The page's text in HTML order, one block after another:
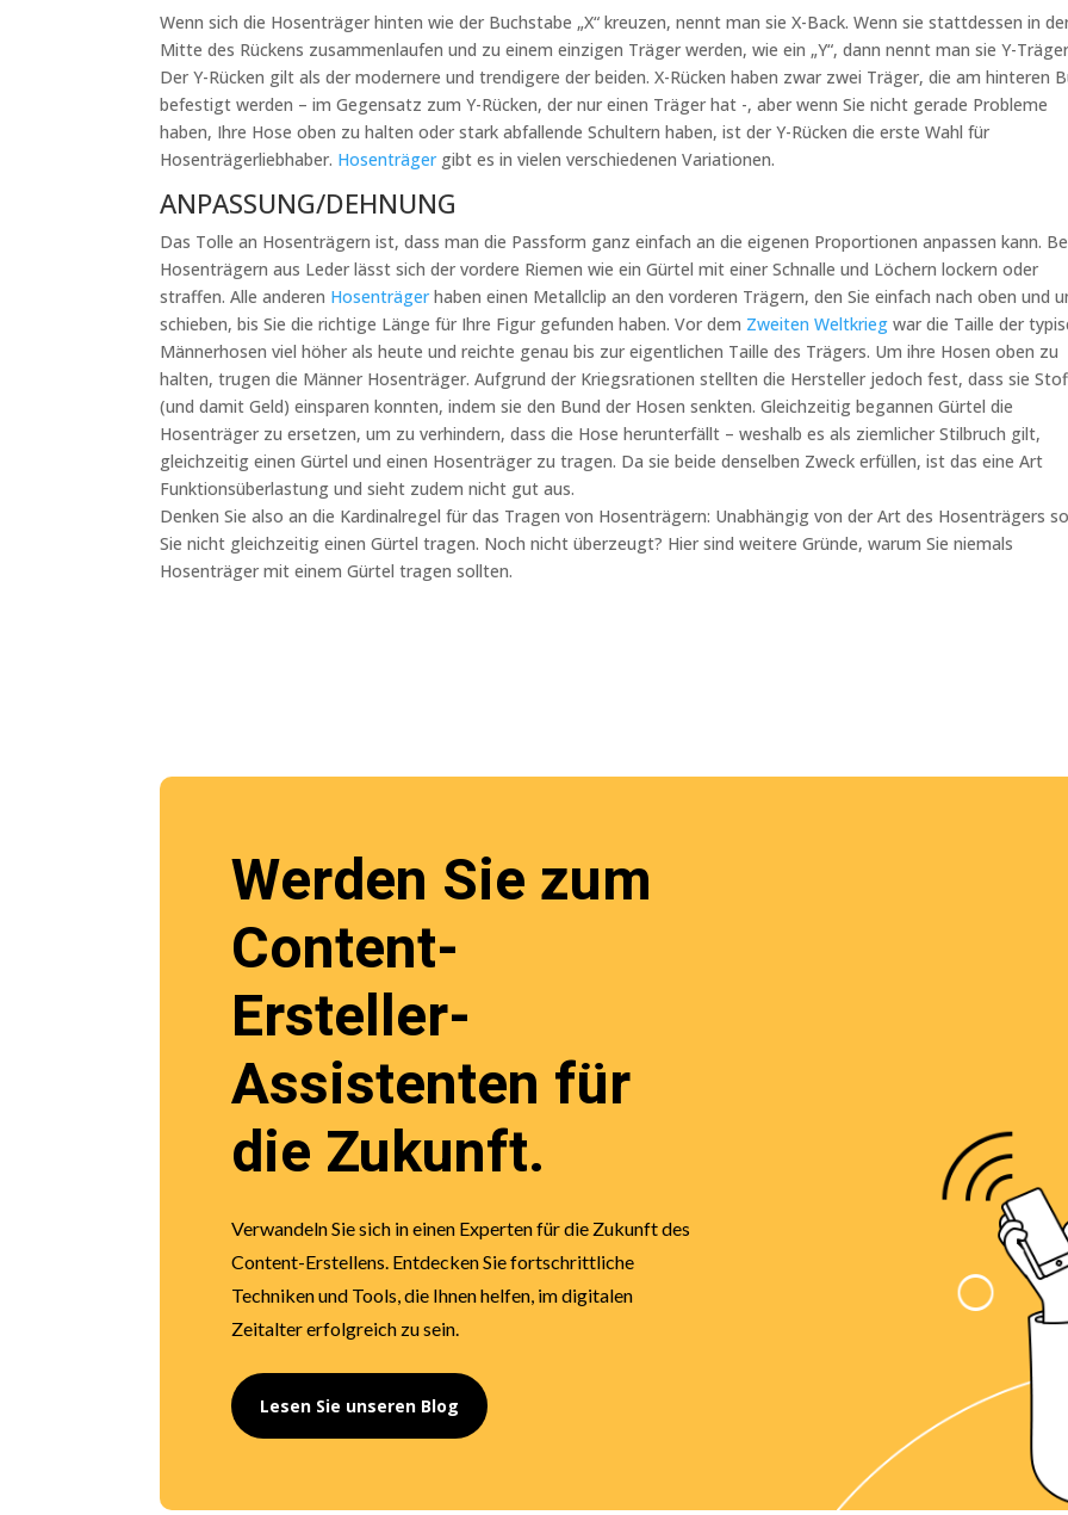
Wenn sich die Hosenträger hinten wie der Buchstabe „X“ kreuzen, nennt man sie X-Back. Wenn sie stattdessen in
Mitte des Rückens zusammenlaufen und zu einem einzigen Träger werden, wie ein „Y“, dann nennt man sie Y-
Der Y-Rücken gilt als der modernere und trendigere der beiden. X-Rücken haben zwar zwei Träger, die am hinteren
befestigt werden – im Gegensatz zum Y-Rücken, der nur einen Träger hat -, aber wenn Sie nicht gerade Probleme
haben, Ihre Hose oben zu halten oder stark abfallende Schultern haben, ist der Y-Rücken die erste Wahl für
Hosenträgerliebhaber. Hosenträgergibt es in vielen verschiedenen Variationen.
ANPASSUNG/DEHNUNG
Das Tolle an Hosenträgern ist, dass man die Passform ganz einfach an die eigenen Proportionen anpassen kann.
Hosenträgern aus Leder lässt sich der vordere Riemen wie ein Gürtel mit einer Schnalle und Löchern lockern oder
straffen. Alle anderen Hosenträgerhaben einen Metallclip an den vorderen Trägern, den Sie einfach nach oben und
schieben, bis Sie die richtige Länge für Ihre Figur gefunden haben. Vor dem Zweiten Weltkrieg war die Taille der
Männerhosen viel höher als heute und reichte genau bis zur eigentlichen Taille des Trägers. Um ihre Hosen oben zu
halten, trugen die Männer Hosenträger. Aufgrund der Kriegsrationen stellten die Hersteller jedoch fest, dass sie
(und damit Geld) einsparen konnten, indem sie den Bund der Hosen senkten. Gleichzeitig begannen Gürtel die
Hosenträger zu ersetzen, um zu verhindern, dass die Hose herunterfällt – weshalb es als ziemlicher Stilbruch gilt,
gleichzeitig einen Gürtel und einen Hosenträger zu tragen. Da sie beide denselben Zweck erfüllen, ist das eine Art
Funktionsüberlastung und sieht zudem nicht gut aus.
Denken Sie also an die Kardinalregel für das Tragen von Hosenträgern: Unabhängig von der Art des Hosenträgers
Sie nicht gleichzeitig einen Gürtel tragen. Noch nicht überzeugt? Hier sind weitere Gründe, warum Sie niemals
Hosenträger mit einem Gürtel tragen sollten.
Werden Sie zum
Content-
Ersteller-
Assistenten für
die Zukunft.
Verwandeln Sie sich in einen Experten für die Zukunft des
Content-Erstellens. Entdecken Sie fortschrittliche
Techniken und Tools, die Ihnen helfen, im digitalen
Zeitalter erfolgreich zu sein.
Lesen Sie unseren Blog